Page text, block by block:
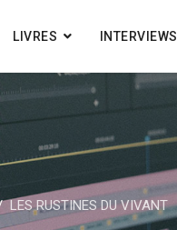
LIVRES INTERVIEWS
LES RUSTINES DU VIVANT